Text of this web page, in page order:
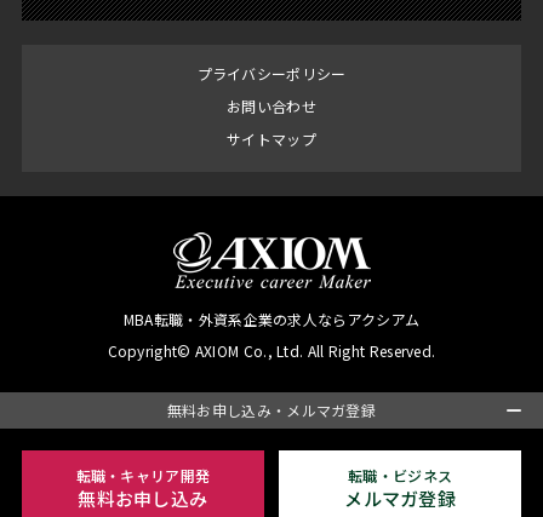
無料お申し込み・メルマガ登録
転職・キャリア開発
無料お申し込み
転職・ビジネス
メルマガ登録
プライバシーポリシー
お問い合わせ
サイトマップ
MBA転職・外資系企業の求人ならアクシアム
Copyright© AXIOM Co., Ltd. All Right Reserved.